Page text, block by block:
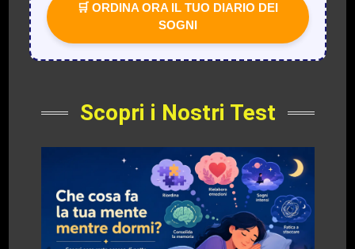
🛒 ORDINA ORA IL TUO DIARIO DEI
SOGNI
Scopri i Nostri Test